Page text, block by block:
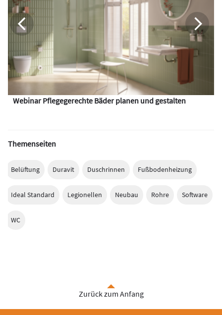
Webinar Pflegegerechte Bäder planen und gestalten
Themenseiten
Belüftung Duravit Duschrinnen Fußbodenheizung
Ideal Standard Legionellen Neubau Rohre Software
WC
Zurück zum Anfang